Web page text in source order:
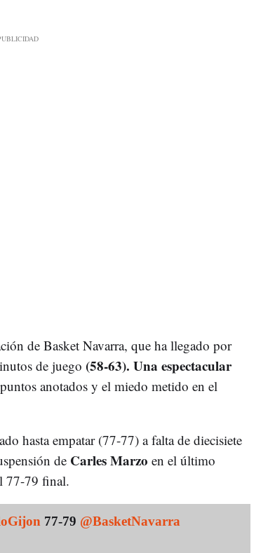
de Basket Navarra, que ha llegado por
de juego (58-63). Una espectacular
anotados y el miedo metido en el
hasta empatar (77-77) a falta de diecisiete
de Carles Marzo en el último
77-79 final.
77-79 @BasketNavarra